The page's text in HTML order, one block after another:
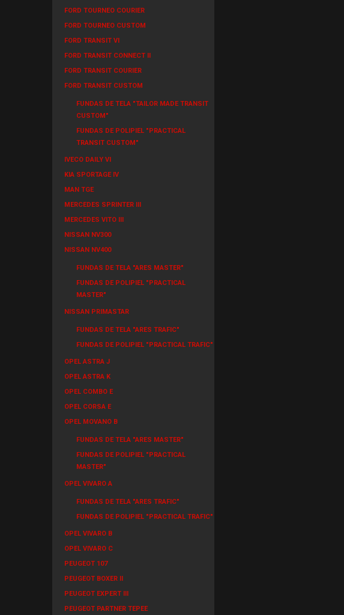
FORD TOURNEO COURIER
FORD TOURNEO CUSTOM
FORD TRANSIT VI
FORD TRANSIT CONNECT II
FORD TRANSIT COURIER
FORD TRANSIT CUSTOM
FUNDAS DE TELA "TAILOR MADE TRANSIT
CUSTOM"
FUNDAS DE POLIPIEL "PRACTICAL
TRANSIT CUSTOM"
IVECO DAILY VI
KIA SPORTAGE IV
MAN TGE
MERCEDES SPRINTER III
MERCEDES VITO III
NISSAN NV300
NISSAN NV400
FUNDAS DE TELA "ARES MASTER"
FUNDAS DE POLIPIEL "PRACTICAL
MASTER"
NISSAN PRIMASTAR
FUNDAS DE TELA "ARES TRAFIC"
FUNDAS DE POLIPIEL "PRACTICAL TRAFIC"
OPEL ASTRA J
OPEL ASTRA K
OPEL COMBO E
OPEL CORSA E
OPEL MOVANO B
FUNDAS DE TELA "ARES MASTER"
FUNDAS DE POLIPIEL "PRACTICAL
MASTER"
OPEL VIVARO A
FUNDAS DE TELA "ARES TRAFIC"
FUNDAS DE POLIPIEL "PRACTICAL TRAFIC"
OPEL VIVARO B
OPEL VIVARO C
PEUGEOT 107
PEUGEOT BOXER II
PEUGEOT EXPERT III
PEUGEOT PARTNER TEPEE